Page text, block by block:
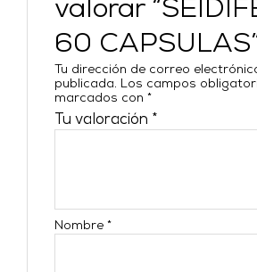
valorar
60
Tu dirección de correo
publicada. Los campos
marcados con*
Tu valoración *
Nombre*